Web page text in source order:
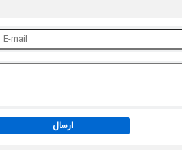
ارسال